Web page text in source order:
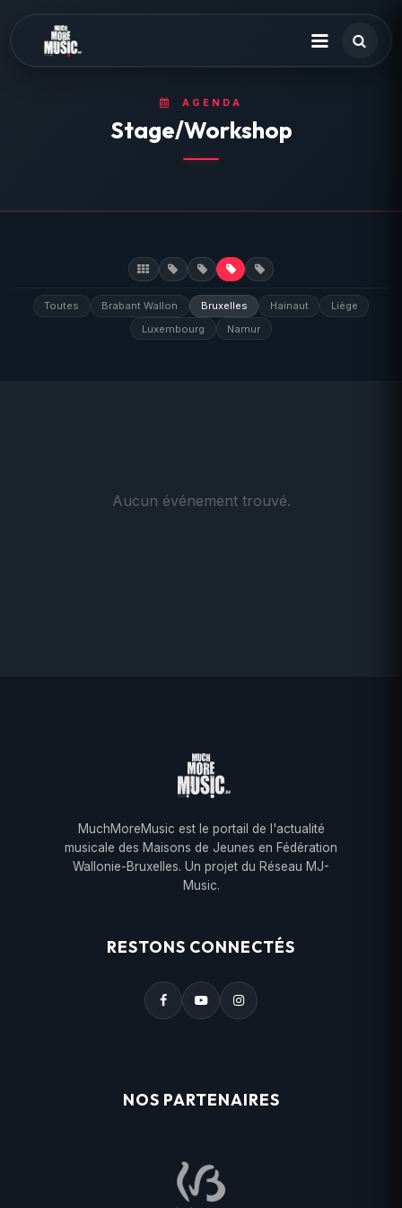
AGENDA
Stage/Workshop
Toutes Brabant Wallon Bruxelles Hainaut
Liège
Luxembourg
Namur
Aucun événement trouvé.
MuchMoreMusic est le portail de l'actualité
musicale des Maisons de Jeunes en Fédération
Wallonie-Bruxelles. Un projet du Réseau MJ-
Music.
RESTONS CONNECTÉS
NOS PARTENAIRES